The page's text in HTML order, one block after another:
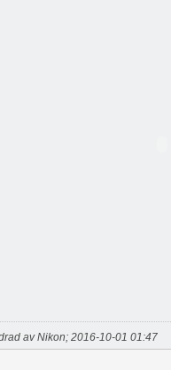
av Nikon; 2016-10-01 01:47